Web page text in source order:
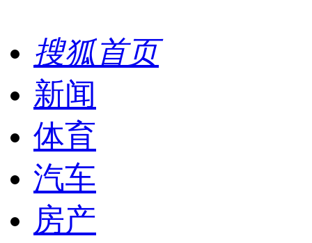
搜狐首页
新闻
体育
汽车
房产